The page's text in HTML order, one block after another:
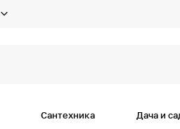
Сантехника Дача и